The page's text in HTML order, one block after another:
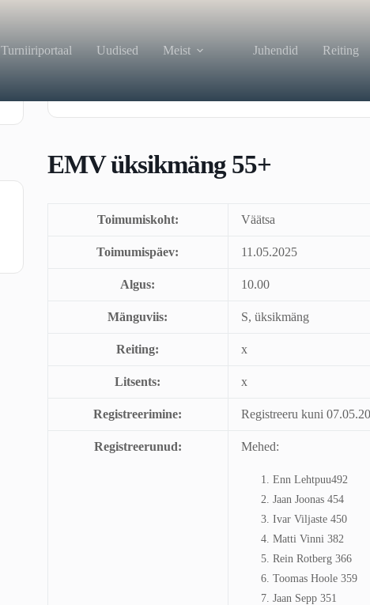
Turniiriportaal Uudised Meist Juhendid Reiting
EMV üksikmäng 55+
Toimumiskoht: Väätsa
Toimumispäev: 11.05.2025
Algus: 10.00
Mänguviis: S, üksikmäng
Reiting: x
Litsents: x
Registreerimine: Registreeru kuni
Registreerunud: Mehed:
Enn Lehtpuu492
Jaan Joonas 454
Ivar Viljaste 450
Matti Vinni 382
Rein Rotberg 366
Toomas Hoole 359
Jaan Sepp 351